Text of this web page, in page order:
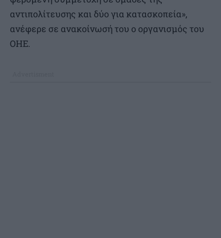
αντιπολίτευσης και δύο για κατασκοπεία»,
ανέφερε σε ανακοίνωσή του ο οργανισμός του
ΟΗΕ.